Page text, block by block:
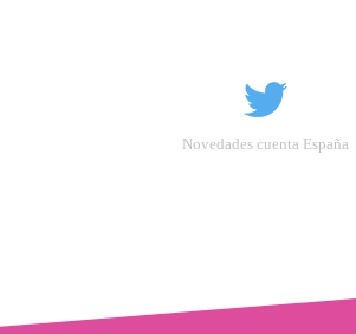
Novedades cuenta España